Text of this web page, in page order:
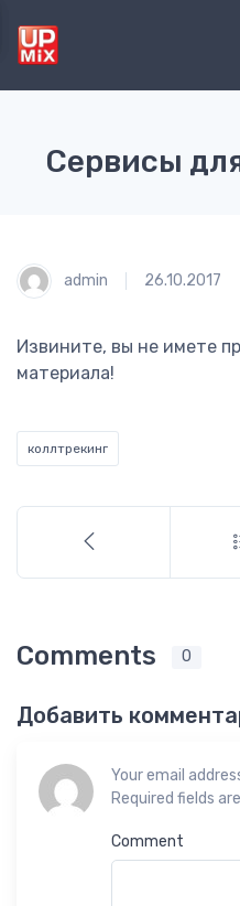
Сервисы
admin 26.10.2017
Извините, вы не имете
материала!
коллтрекинг
Comments 0
Добавить
Your email
Required fields
Comment